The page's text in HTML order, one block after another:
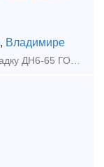
, Владимире
Прокладка резиновая ОП-366 под подкладку ДН6-65 ГОСТ Р 56291-2014,из наличия. ТУ 2539-161-01124323-2003 Прокладка резиновая ОП-366 под подкладку применяется в качестве амортизатора между шпалой дере